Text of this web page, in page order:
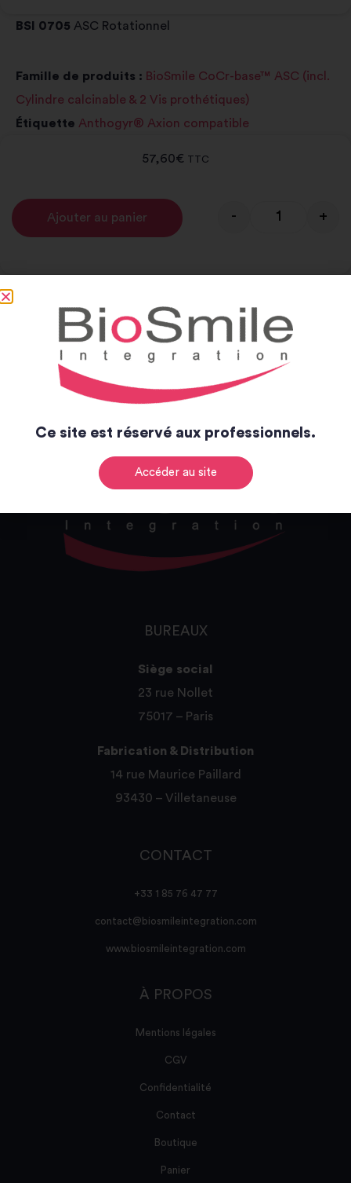
BSI 0705 ASC Rotationnel
Famille de produits : BioSmile CoCr-base™ ASC (incl.
Cylindre calcinable & 2 Vis prothétiques)
Étiquette Anthogyr® Axion compatible
57,60€ TTC
- +
Ajouter au panier
Notice et catalogue
Catalogue
BUREAUX
Siège social
23 rue Nollet
75017 – Paris
Fabrication & Distribution
14 rue Maurice Paillard
93430 – Villetaneuse
CONTACT
+33 1 85 76 47 77
contact@biosmileintegration.com
www.biosmileintegration.com
À PROPOS
Mentions légales
CGV
Confidentialité
Contact
Boutique
Panier
Ce site est réservé aux professionnels.
Accéder au site